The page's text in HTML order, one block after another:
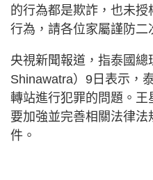
的行為都是欺詐，也未授
行為，請各位家屬謹防二
央視新聞報道，指泰國
Shinawatra）9日表示，
轉站進行犯罪的問題。
要加強並完善相關法律
件。